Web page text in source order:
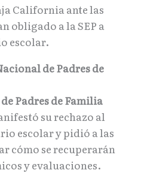
California ante las
obligado a la SEP a
escolar.
de Padres de
Padres de Familia
su rechazo al
escolar y pidió a las
cómo se recuperarán
y evaluaciones.